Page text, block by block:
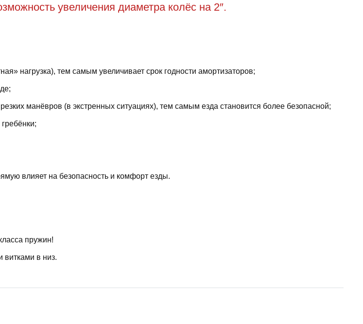
увеличения диаметра колёс на 2″.
нагрузка), тем самым увеличивает срок годности амортизаторов;
манёвров (в экстренных ситуациях), тем самым езда становится более безопасной;
влияет на безопасность и комфорт езды.
пружин!
витками в низ.